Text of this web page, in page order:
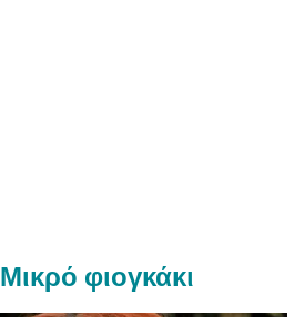
Μικρό φιογκάκι